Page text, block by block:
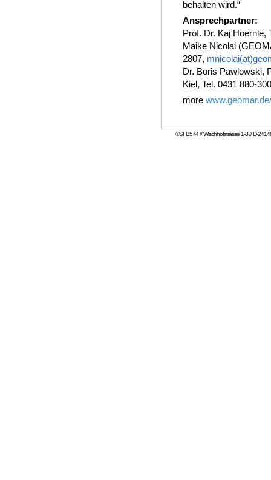
behalten wird.“
Ansprechpartner:
Prof. Dr. Kaj Hoernle,
Maike Nicolai
2807,
Dr. Boris Pawlowski,
Kiel, Tel. 0431 880-
more
©SFB574 // Wischhofstrasse 1-3 // D-